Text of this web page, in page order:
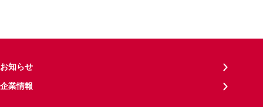
お知らせ
企業情報